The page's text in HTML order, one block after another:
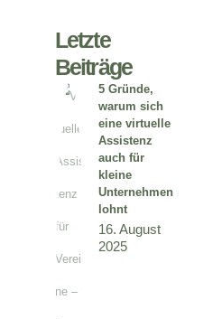
Letzte
Beiträge
5 Gründe,
warum sich
eine virtuelle
Assistenz
auch für
kleine
Unternehmen
lohnt
16. August
2025